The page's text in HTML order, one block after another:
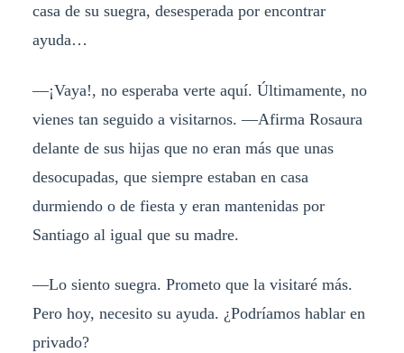
casa de su suegra, desesperada por encontrar
ayuda…
—¡Vaya!, no esperaba verte aquí. Últimamente, no
vienes tan seguido a visitarnos. —Afirma Rosaura
delante de sus hijas que no eran más que unas
desocupadas, que siempre estaban en casa
durmiendo o de fiesta y eran mantenidas por
Santiago al igual que su madre.
—Lo siento suegra. Prometo que la visitaré más.
Pero hoy, necesito su ayuda. ¿Podríamos hablar en
privado?